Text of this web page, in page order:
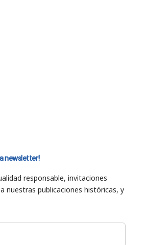
newsletter!
responsable, invitaciones
nuestras publicaciones históricas, y